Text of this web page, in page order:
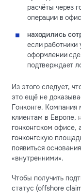
расчёты через
операции в
находились
если работники
оформлении
подтверждает
Из этого следует,
это ещё не
Гонконге. Компания
клиентам в Европе,
гонконгском офисе,
гонконгскую
появиться
«внутренними».
Чтобы получить
статус (offshore